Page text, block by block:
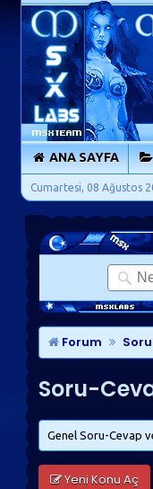
ANA SAYFA
Cumartesi, 08 Ağustos
Forum
Soru-
Genel Soru-Cevap
Yeni Konu Aç